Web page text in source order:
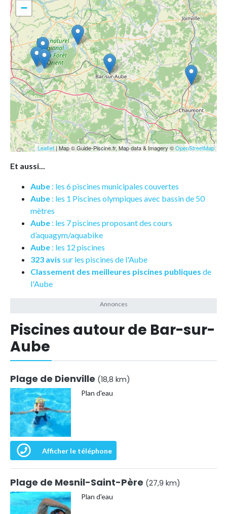
−
Leaflet | Map © Guide-Piscine.fr, Map data & Imagery ©OpenStreetMap
Et aussi...
Aube : les 6 piscines municipales couvertes
Aube : les 1 Piscines olympiques avec bassin de 50
mètres
Aube : les 7 piscines proposant des cours
d’aquagym/aquabike
Aube : les 12 piscines
323 avis sur les piscines de l'Aube
Classement des meilleures piscines publiques de
l'Aube
Piscines autour de Bar-sur-
Aube
Plage de Dienville (18,8 km)
Plan d'eau
Afficher le téléphone
Plage de Mesnil-Saint-Père (27,9 km)
Plan d'eau